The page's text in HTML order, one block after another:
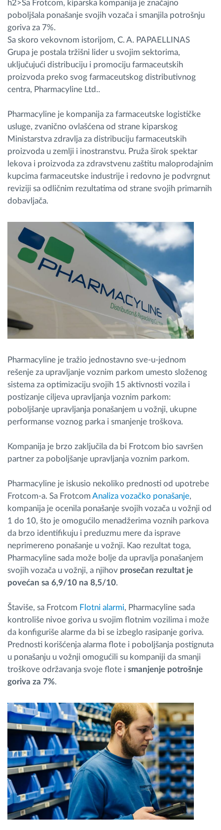
Planiranje i nadgledanje rute
Automatska identifikacija vozača
Otkrijte sve funkcije
Kako rešavamo sve aktivnosti voznog parka
Kalkulator uštede
h2>Sa Frotcom, kiparska kompanija je značajno
poboljšala ponašanje svojih vozača i smanjila potrošnju
goriva za 7%.
Sa skoro vekovnom istorijom, C. A. PAPAELLINAS
Grupa je postala tržišni lider u svojim sektorima,
uključujući distribuciju i promociju farmaceutskih
proizvoda preko svog farmaceutskog distributivnog
centra, Pharmacyline Ltd..
Pharmacyline je kompanija za farmaceutske logističke
usluge, zvanično ovlašćena od strane kiparskog
Ministarstva zdravlja za distribuciju farmaceutskih
proizvoda u zemlji i inostranstvu. Pruža širok spektar
lekova i proizvoda za zdravstvenu zaštitu maloprodajnim
kupcima farmaceutske industrije i redovno je podvrgnut
reviziji sa odličnim rezultatima od strane svojih primarnih
dobavljača.
Pharmacyline je tražio jednostavno sve-u-jednom
rešenje za upravljanje voznim parkom umesto složenog
sistema za optimizaciju svojih 15 aktivnosti vozila i
postizanje ciljeva upravljanja voznim parkom:
poboljšanje upravljanja ponašanjem u vožnji, ukupne
performanse voznog parka i smanjenje troškova.
Kompanija je brzo zaključila da bi Frotcom bio savršen
partner za poboljšanje upravljanja voznim parkom.
Pharmacyline je iskusio nekoliko prednosti od upotrebe
Frotcom-a. Sa Frotcom Analiza vozačko ponašanje,
kompanija je ocenila ponašanje svojih vozača u vožnji od
1 do 10, što je omogućilo menadžerima voznih parkova
da brzo identifikuju i preduzmu mere da isprave
neprimereno ponašanje u vožnji. Kao rezultat toga,
Pharmacyline sada može bolje da upravlja ponašanjem
svojih vozača u vožnji, a njihov prosečan rezultat je
povećan sa 6,9/10 na 8,5/10.
Štaviše, sa Frotcom Flotni alarmi, Pharmacyline sada
kontroliše nivoe goriva u svojim flotnim vozilima i može
da konfiguriše alarme da bi se izbeglo rasipanje goriva.
Prednosti korišćenja alarma flote i poboljšanja postignuta
u ponašanju u vožnji omogućili su kompaniji da smanji
troškove održavanja svoje flote i smanjenje potrošnje
goriva za 7%.